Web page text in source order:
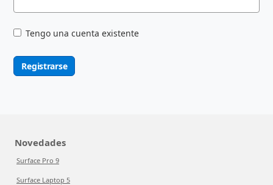
Tengo una cuenta existente
Registrarse
Novedades
Surface Pro 9
Surface Laptop 5